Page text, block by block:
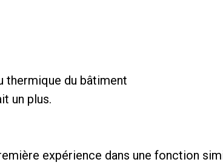
thermique du bâtiment
un plus.
expérience dans une fonction